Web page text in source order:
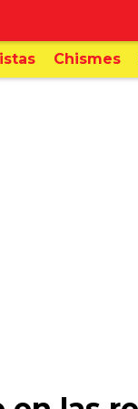
Chismes